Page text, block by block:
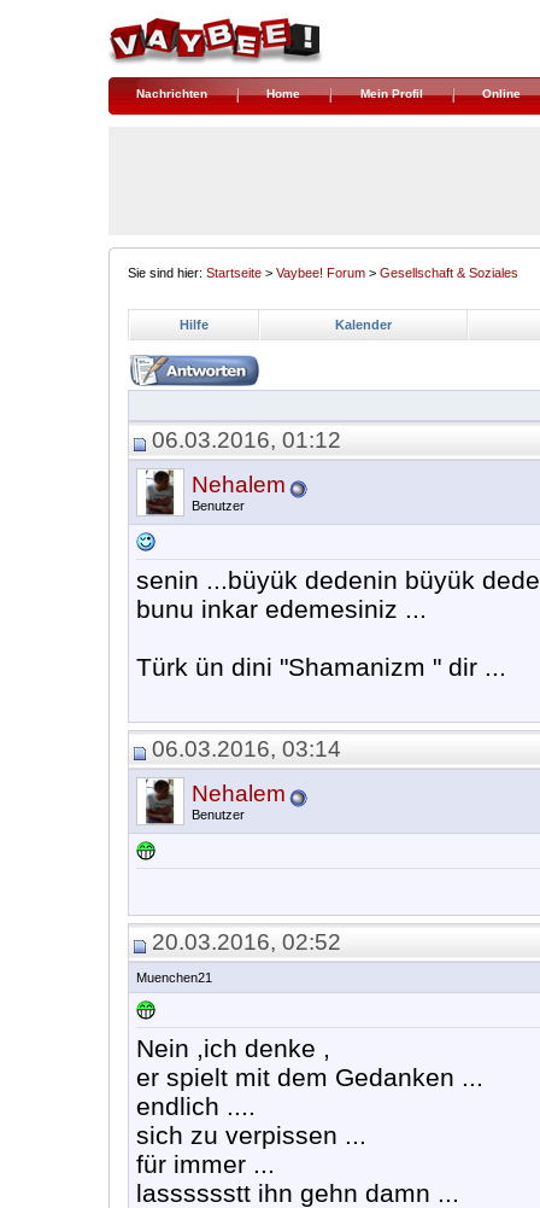
Nachrichten Home Mein Profil Online
Sie sind hier: Startseite > Vaybee! Forum > Gesellschaft & Soziales
Hilfe Kalender
06.03.2016, 01:12
Nehalem
Benutzer
senin ...büyük dedenin büyük
bunu inkar edemesiniz ...
Türk ün dini "Shamanizm " dir ...
06.03.2016, 03:14
Nehalem
Benutzer
20.03.2016, 02:52
Muenchen21
Nein ,ich denke ,
er spielt mit dem Gedanken ...
endlich ....
sich zu verpissen ...
für immer ...
lasssssstt ihn gehn damn ...